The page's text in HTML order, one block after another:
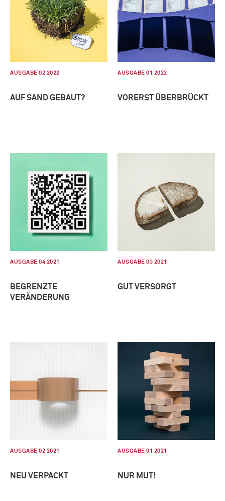
AUSGABE 02 2022
AUF SAND GEBAUT?
AUSGABE 01 2022
VORERST ÜBERBRÜCKT
AUSGABE 04 2021
BEGRENZTE
VERÄNDERUNG
AUSGABE 03 2021
GUT VERSORGT
AUSGABE 02 2021
NEU VERPACKT
AUSGABE 01 2021
NUR MUT!